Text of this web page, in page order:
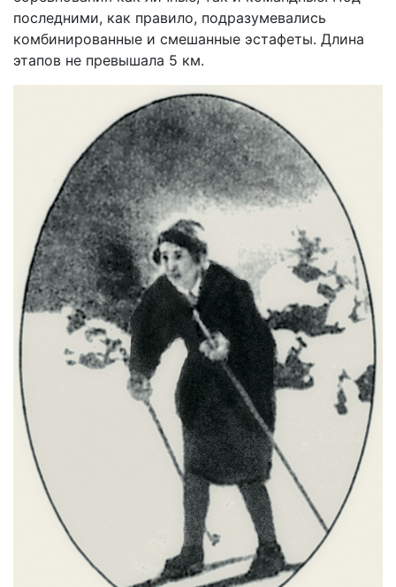
последними, как правило, подразумевались
комбинированные и смешанные эстафеты. Длина
этапов не превышала 5 км.